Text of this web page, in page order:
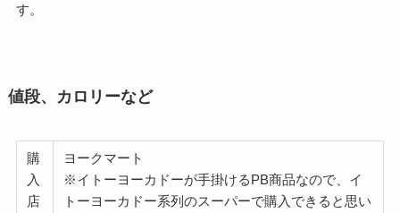
す。
値段、カロリーなど
購
入
店
ヨークマート
※イトーヨーカドーが手掛けるPB商品なので、イ
トーヨーカドー系列のスーパーで購入できると思い